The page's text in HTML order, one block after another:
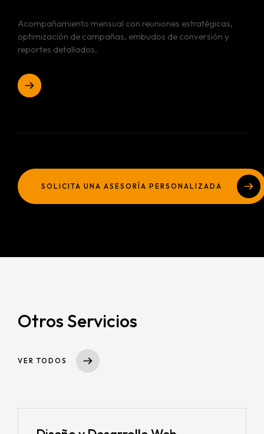
Sobre Nosótros
Portafólio
Servicios
Blog
Acompañamiento mensual con reuniones estratégicas,
optimización de campañas, embudos de conversión y
reportes detallados.
SOLICITA UNA ASESORÍA PERSONALIZADA
Otros Servicios
VER TODOS